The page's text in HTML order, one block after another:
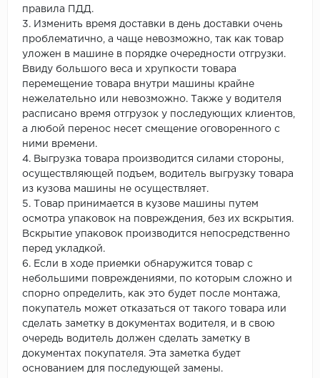
правила ПДД.
3. Изменить время доставки в день доставки очень
проблематично, а чаще невозможно, так как товар
уложен в машине в порядке очередности отгрузки.
Ввиду большого веса и хрупкости товара
перемещение товара внутри машины крайне
нежелательно или невозможно. Также у водителя
расписано время отгрузок у последующих клиентов,
а любой перенос несет смещение оговоренного с
ними времени.
4. Выгрузка товара производится силами стороны,
осуществляющей подъем, водитель выгрузку товара
из кузова машины не осуществляет.
5. Товар принимается в кузове машины путем
осмотра упаковок на повреждения, без их вскрытия.
Вскрытие упаковок производится непосредственно
перед укладкой.
6. Если в ходе приемки обнаружится товар с
небольшими повреждениями, по которым сложно и
спорно определить, как это будет после монтажа,
покупатель может отказаться от такого товара или
сделать заметку в документах водителя, и в свою
очередь водитель должен сделать заметку в
документах покупателя. Эта заметка будет
основанием для последующей замены.